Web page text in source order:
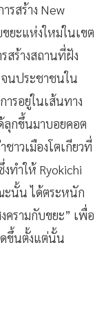
รสร้าง New
ยะแห่งใหม่ในเขต
สร้างสถานที่ฝัง
นประชาชนใน
ารอยู่ในเส้นทาง
ลุกขึ้นมาบอยคอต
าวเมืองโตเกียวที่
ทำให้ Ryokichi
ะนั้น ได้ตระหนัก
รามกับขยะ” เพื่อ
ขึ้นตั้งแต่นั้น